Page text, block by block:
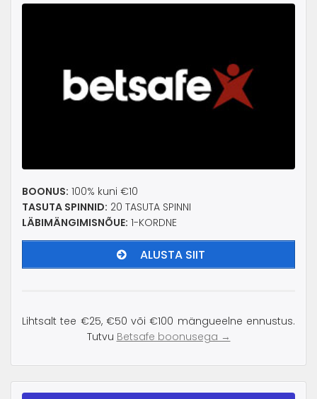
BOONUS: 100% kuni €10
TASUTA SPINNID: 20 TASUTA SPINNI
LÄBIMÄNGIMISNÕUE: 1-KORDNE
ALUSTA SIIT
Lihtsalt tee €25, €50 või €100 mängueelne ennustus.
Tutvu Betsafe boonusega →